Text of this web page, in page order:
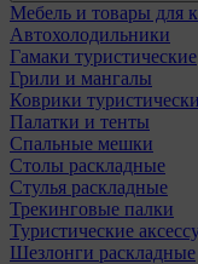
Мебель и товары для
Автохолодильники
Гамаки туристические
Грили и мангалы
Коврики
Палатки и тенты
Спальные мешки
Столы раскладные
Стулья раскладные
Трекинговые палки
Туристические
Шезлонги раскладные